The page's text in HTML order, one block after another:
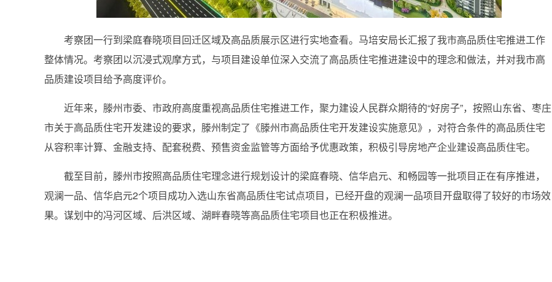
考察团一行到梁庭春晓项目回迁区域及高品质展示区进行实地查看。马培安局长汇报了我市高品质住宅推进工作
整体情况。考察团以沉浸式观摩方式，与项目建设单位深入交流了高品质住宅推进建设中的理念和做法，并对我市高
品质建设项目给予高度评价。
近年来，滕州市委、市政府高度重视高品质住宅推进工作，聚力建设人民群众期待的“好房子”，按照山东省、枣庄
市关于高品质住宅开发建设的要求，滕州制定了《滕州市高品质住宅开发建设实施意见》，对符合条件的高品质住宅
从容积率计算、金融支持、配套税费、预售资金监管等方面给予优惠政策，积极引导房地产企业建设高品质住宅。
截至目前，滕州市按照高品质住宅理念进行规划设计的梁庭春晓、信华启元、和畅园等一批项目正在有序推进，
观澜一品、信华启元2个项目成功入选山东省高品质住宅试点项目，已经开盘的观澜一品项目开盘取得了较好的市场效
果。谋划中的冯河区域、后洪区域、湖畔春晓等高品质住宅项目也正在积极推进。